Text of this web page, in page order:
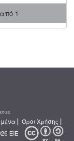
1
| Όροι Χρήσης |
ΕΙΕ